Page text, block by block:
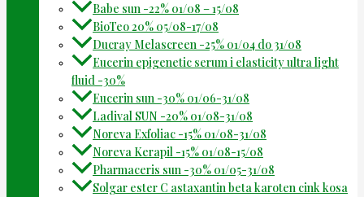
Babe sun -22% 01/08 – 15/08
BioTeo 20% 05/08-17/08
Ducray Melascreen -25% 01/04 do 31/08
Eucerin epigenetic serum i elasticity ultra light
fluid -30%
Eucerin sun -30% 01/06-31/08
Ladival SUN -20% 01/08-31/08
Noreva Exfoliac -15% 01/08-31/08
Noreva Kerapil -15% 01/08-15/08
Pharmaceris sun -30% 01/05-31/08
Solgar ester C astaxantin beta karoten cink kosa